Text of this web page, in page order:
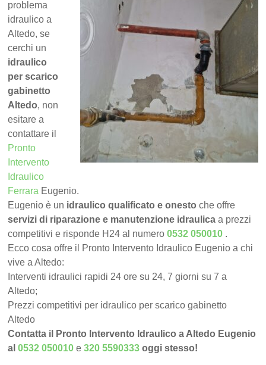
problema
idraulico a
Altedo, se
cerchi un
idraulico
per scarico
gabinetto
Altedo, non
esitare a
contattare il
Pronto
Intervento
Idraulico
Ferrara Eugenio.
Eugenio è un idraulico qualificato e onesto che offre
servizi di riparazione e manutenzione idraulica a prezzi
competitivi e risponde H24 al numero0532 050010 .
Ecco cosa offre il Pronto Intervento Idraulico Eugenio a chi
vive a Altedo:
Interventi idraulici rapidi 24 ore su 24, 7 giorni su 7 a
Altedo;
Prezzi competitivi per idraulico per scarico gabinetto
Altedo
Contatta il Pronto Intervento Idraulico a Altedo Eugenio
al0532 050010 e320 5590333 oggi stesso!